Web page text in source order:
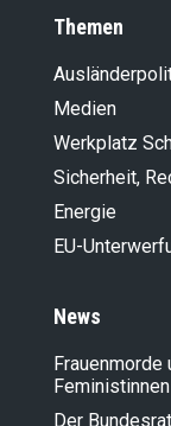
Themen
Medien
Werkplatz
Sicherheit,
Energie
EU-
News
Der